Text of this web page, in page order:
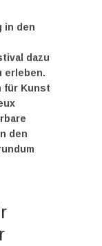
in den
dazu
erleben.
für Kunst
den